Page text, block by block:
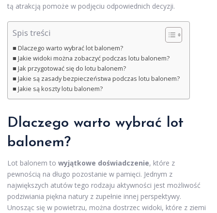
tą atrakcją pomoże w podjęciu odpowiednich decyzji.
Spis treści
Dlaczego warto wybrać lot balonem?
Jakie widoki można zobaczyć podczas lotu balonem?
Jak przygotować się do lotu balonem?
Jakie są zasady bezpieczeństwa podczas lotu balonem?
Jakie są koszty lotu balonem?
Dlaczego warto wybrać lot
balonem?
Lot balonem to wyjątkowe doświadczenie, które z
pewnością na długo pozostanie w pamięci. Jednym z
największych atutów tego rodzaju aktywności jest możliwość
podziwiania piękna natury z zupełnie innej perspektywy.
Unosząc się w powietrzu, można dostrzec widoki, które z ziemi